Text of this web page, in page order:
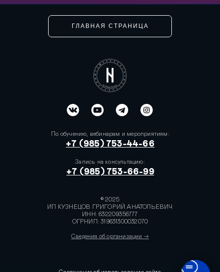
ГЛАВНАЯ СТРАНИЦА
© 2025
ИП КУЗНЕЦОВ ГРИГОРИЙ АНАТОЛЬЕВИЧ
ИНН: 632209356777
ОГРНИП: 319631300032070
Сведения об организации →
+7 (985) 753-44-66
+7 (985) 753-66-99
По обучению, вебинарам и мероприятиям:
Запись на консультацию: